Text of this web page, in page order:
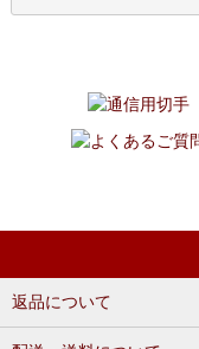
返品について